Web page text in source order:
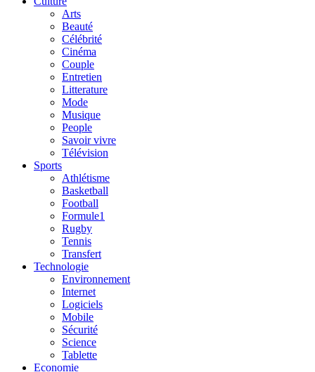
Arts
Beauté
Célébrité
Cinéma
Couple
Entretien
Litterature
Mode
Musique
People
Savoir vivre
Télévision
Sports
Athlétisme
Basketball
Football
Formule1
Rugby
Tennis
Transfert
Technologie
Environnement
Internet
Logiciels
Mobile
Sécurité
Science
Tablette
Economie